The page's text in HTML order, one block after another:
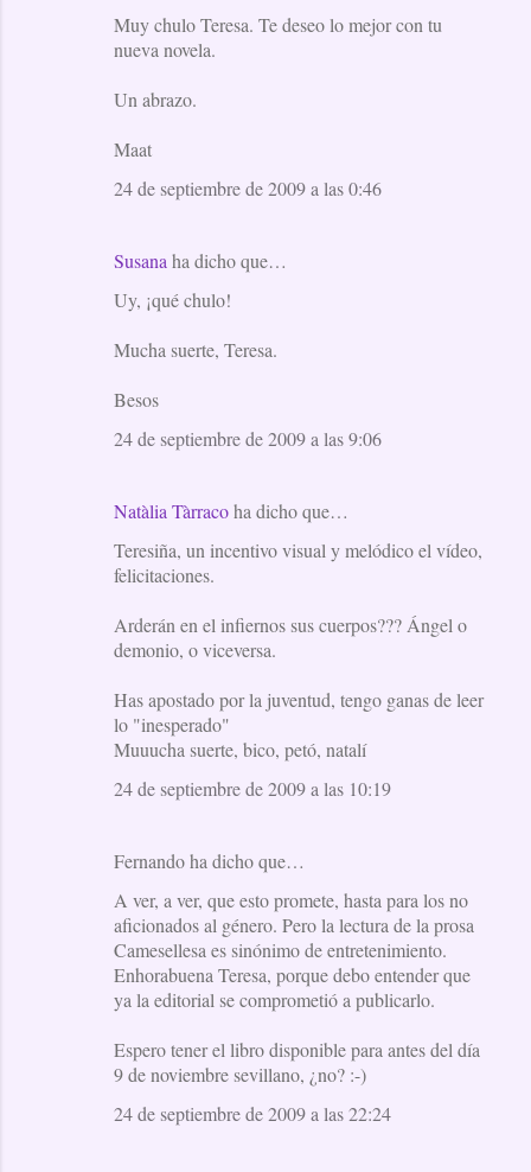
Muy chulo Teresa. Te deseo lo mejor con tu
nueva novela.
Un abrazo.
Maat
24 de septiembre de 2009 a las 0:46
Susana ha dicho que…
Uy, ¡qué chulo!
Mucha suerte, Teresa.
Besos
24 de septiembre de 2009 a las 9:06
Natàlia Tàrracoha dicho que…
Teresiña, un incentivo visual y melódico el vídeo,
felicitaciones.
Arderán en el infiernos sus cuerpos??? Ángel o
demonio, o viceversa.
Has apostado por la juventud, tengo ganas de leer
lo "inesperado"
Muuucha suerte, bico, petó, natalí
24 de septiembre de 2009 a las 10:19
Fernando ha dicho que…
A ver, a ver, que esto promete, hasta para los no
aficionados al género. Pero la lectura de la prosa
Camesellesa es sinónimo de entretenimiento.
Enhorabuena Teresa, porque debo entender que
ya la editorial se comprometió a publicarlo.
Espero tener el libro disponible para antes del día
9 de noviembre sevillano, ¿no? :-)
24 de septiembre de 2009 a las 22:24